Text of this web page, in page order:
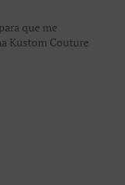
que me
Kustom Couture